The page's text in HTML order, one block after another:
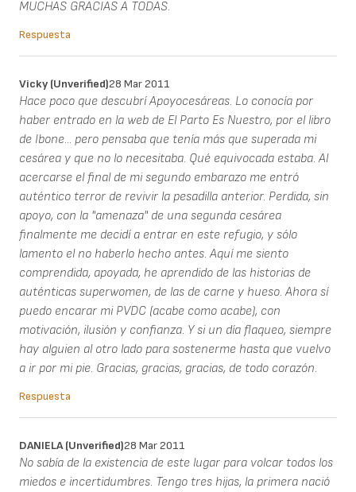
MUCHAS GRACIAS A TODAS.
Respuesta
Vicky (unverified)28 Mar 2011
Hace poco que descubrí Apoyocesáreas. Lo conocía por
haber entrado en la web de El Parto Es Nuestro, por el libro
de Ibone... pero pensaba que tenía más que superada mi
cesárea y que no lo necesitaba. Qué equivocada estaba. Al
acercarse el final de mi segundo embarazo me entró
auténtico terror de revivir la pesadilla anterior. Perdida, sin
apoyo, con la "amenaza" de una segunda cesárea
finalmente me decidí a entrar en este refugio, y sólo
lamento el no haberlo hecho antes. Aquí me siento
comprendida, apoyada, he aprendido de las historias de
auténticas superwomen, de las de carne y hueso. Ahora sí
puedo encarar mi PVDC (acabe como acabe), con
motivación, ilusión y confianza. Y si un día flaqueo, siempre
hay alguien al otro lado para sostenerme hasta que vuelvo
a ir por mi pie. Gracias, gracias, gracias, de todo corazón.
Respuesta
DANIELA (unverified)28 Mar 2011
No sabía de la existencia de este lugar para volcar todos los
miedos e incertidumbres. Tengo tres hijas, la primera nació